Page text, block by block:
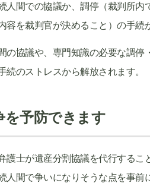
人間での協議か、調停（裁判所
容を裁判官が決めること）の手続
の協議や、専門知識の必要な調停
続のストレスから解放されます。
を予防できます
護士が遺産分割協議を代行する
人間で争いになりそうな点を事前